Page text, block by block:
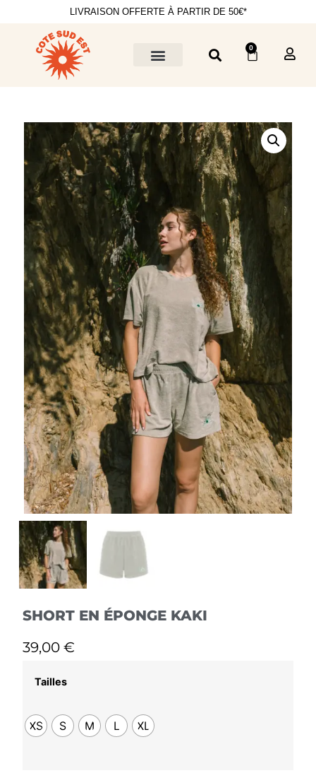
LIVRAISON OFFERTE À PARTIR DE 50€*
0
SHORT EN ÉPONGE KAKI
39,00 €
Tailles
XS S M L XL